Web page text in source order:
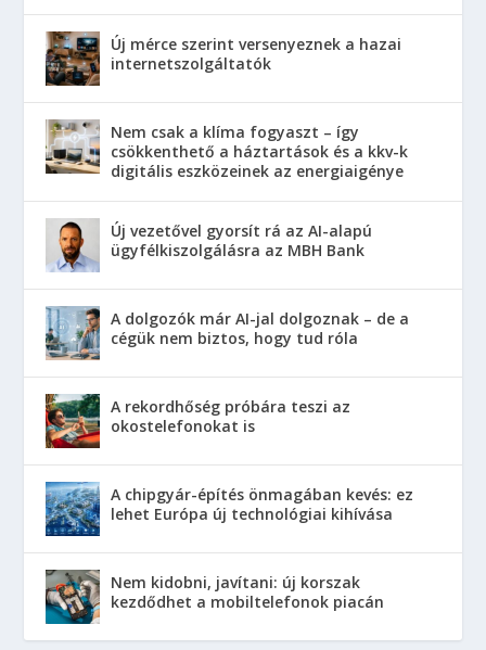
Új mérce szerint versenyeznek a hazai
internetszolgáltatók
Nem csak a klíma fogyaszt – így
csökkenthető a háztartások és a kkv-k
digitális eszközeinek az energiaigénye
Új vezetővel gyorsít rá az AI-alapú
ügyfélkiszolgálásra az MBH Bank
A dolgozók már AI-jal dolgoznak – de a
cégük nem biztos, hogy tud róla
A rekordhőség próbára teszi az
okostelefonokat is
A chipgyár-építés önmagában kevés: ez
lehet Európa új technológiai kihívása
Nem kidobni, javítani: új korszak
kezdődhet a mobiltelefonok piacán